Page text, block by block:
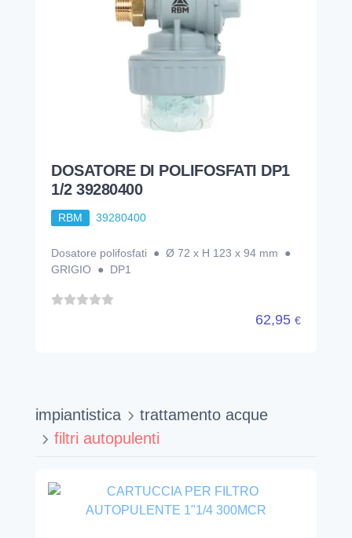
DOSATORE DI POLIFOSFATI DP1
1/2 39280400
RBM 39280400
Dosatore polifosfati ● Ø 72 x H 123 x 94 mm ●
GRIGIO ● DP1
62,95 €
impiantistica
trattamento acque
filtri autopulenti